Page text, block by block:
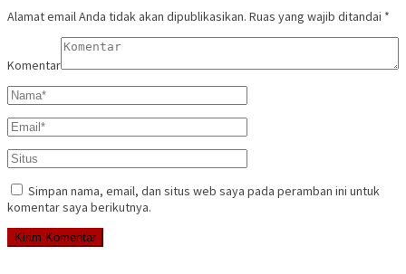
Alamat email Anda tidak akan dipublikasikan. Ruas yang wajib ditandai *
Komentar
Simpan nama, email, dan situs web saya pada peramban ini untuk
komentar saya berikutnya.